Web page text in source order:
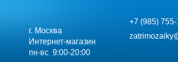
г. Москва
Интернет-магазин
пн-вс 9:00-20:00
+7 (985)